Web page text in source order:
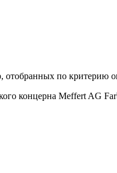
по критерию
концерна Meffert AG